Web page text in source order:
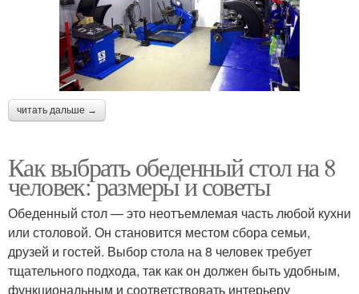
читать дальше →
Как выбрать обеденный стол на 8
человек: размеры и советы
Обеденный стол — это неотъемлемая часть любой кухни
или столовой. Он становится местом сбора семьи,
друзей и гостей. Выбор стола на 8 человек требует
тщательного подхода, так как он должен быть удобным,
функциональным и соответствовать интерьеру